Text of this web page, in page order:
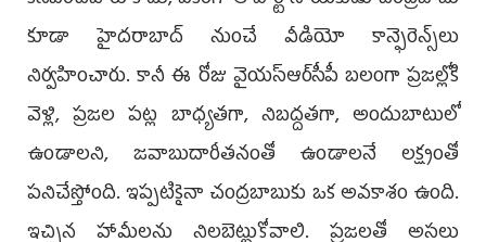
కూడా హైదరాబాద్‌ నుంచే వీడియో కాన్ఫెరెన్స్‌లు
నిర్వహించారు. కానీ ఈ రోజు వైయస్ఆర్‌సీపీ బలంగా ప్రజల్లోకి
వెళ్లి, ప్రజల పట్ల బాధ్యతగా, నిబద్దతగా, అందుబాటులో
ఉండాలని, జవాబుదారీతనంతో ఉండాలనే లక్ష్యంతో
పనిచేస్తోంది. ఇప్పటికైనా చంద్రబాబుకు ఒక అవకాశం ఉంది.
ఇచ్చిన హామీలను నిలబెట్టుకోవాలి. ప్రజలతో అసలు